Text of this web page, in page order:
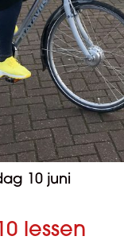
10 juni
lessen